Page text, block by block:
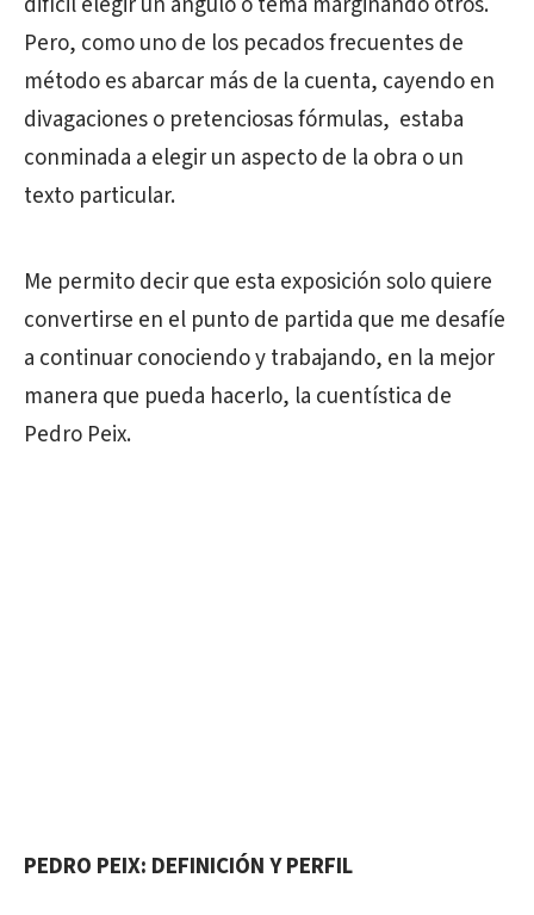
Pero, como uno de los pecados frecuentes de
método es abarcar más de la cuenta, cayendo en
divagaciones o pretenciosas fórmulas, estaba
conminada a elegir un aspecto de la obra o un
texto particular.
Me permito decir que esta exposición solo quiere
convertirse en el punto de partida que me desafíe
a continuar conociendo y trabajando, en la mejor
manera que pueda hacerlo, la cuentística de
Pedro Peix.
PEDRO PEIX: DEFINICIÓN Y PERFIL